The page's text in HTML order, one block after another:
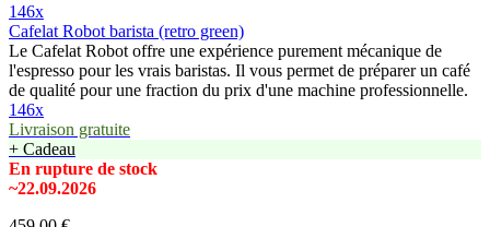
146x
Cafelat Robot barista (retro green)
Le Cafelat Robot offre une expérience purement mécanique de
l'espresso pour les vrais baristas. Il vous permet de préparer un café
de qualité pour une fraction du prix d'une machine professionnelle.
146x
Livraison gratuite
+ Cadeau
En rupture de stock
~22.09.2026